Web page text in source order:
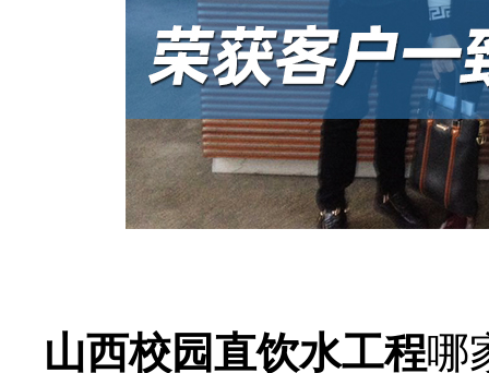
山西校园直饮水工程哪